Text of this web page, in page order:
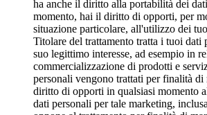
ha anche il diritto alla portabilità dei
momento, hai il diritto di opporti, per
situazione particolare, all'utilizzo dei
Titolare del trattamento tratta i tuoi dati
suo legittimo interesse, ad esempio in
commercializzazione di prodotti e
personali vengono trattati per finalità
diritto di opporti in qualsiasi momento
dati personali per tale marketing,